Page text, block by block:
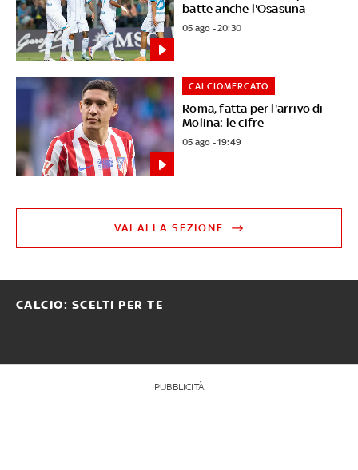
batte anche l'Osasuna
05 ago - 20:30
Roma, fatta per l'arrivo di
Molina: le cifre
CALCIOMERCATO
05 ago - 19:49
VAI ALLA SEZIONE
CALCIO: SCELTI PER TE
PUBBLICITÀ